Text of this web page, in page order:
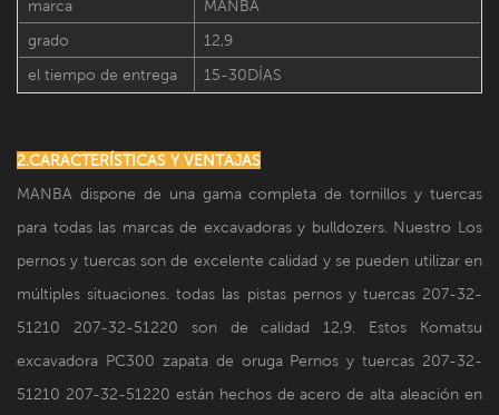
marca
MANBA
grado
12,9
el tiempo de entrega
15-30DÍAS
2.CARACTERÍSTICAS Y VENTAJAS
MANBA dispone de una gama completa de tornillos y tuercas
para todas las marcas de excavadoras y bulldozers. Nuestro Los
pernos y tuercas son de excelente calidad y se pueden utilizar en
múltiples situaciones. todas las pistas pernos y tuercas 207-32-
51210 207-32-51220 son de calidad 12,9. Estos Komatsu
excavadora PC300 zapata de oruga Pernos y tuercas 207-32-
51210 207-32-51220 están hechos de acero de alta aleación en